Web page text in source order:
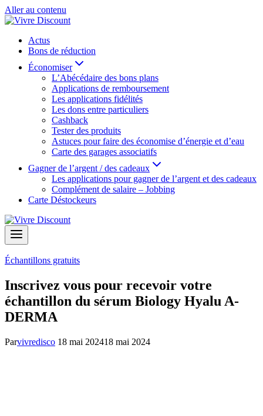
Aller au contenu
Actus
Bons de réduction
Économiser
L’Abécédaire des bons plans
Applications de remboursement
Les applications fidélités
Les dons entre particuliers
Cashback
Tester des produits
Astuces pour faire des économise d’énergie et d’eau
Carte des garages associatifs
Gagner de l’argent / des cadeaux
Les applications pour gagner de l’argent et des cadeaux
Complément de salaire – Jobbing
Carte Déstockeurs
Échantillons gratuits
Inscrivez vous pour recevoir votre
échantillon du sérum Biology Hyalu A-
DERMA
Parvivredisco 18 mai 202418 mai 2024